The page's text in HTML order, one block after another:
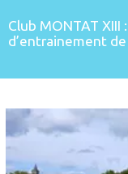
Club MONTAT
d’entrainement de